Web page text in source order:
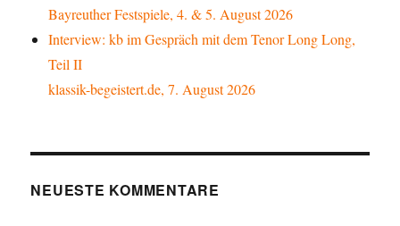
Bayreuther Festspiele, 4. & 5. August 2026
Interview: kb im Gespräch mit dem Tenor Long Long,
Teil II
klassik-begeistert.de, 7. August 2026
NEUESTE KOMMENTARE